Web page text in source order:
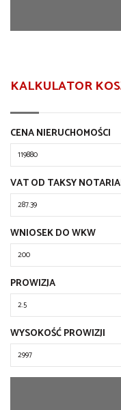
KALKULATOR
CENA NIERUCHOMOŚCI
VAT OD TAKSY
WNIOSEK DO WKW
PROWIZJA
WYSOKOŚĆ PROWIZJI